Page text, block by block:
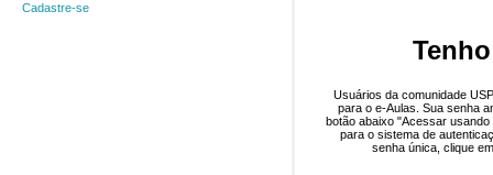
Cadastre-se
Usuários da comunidade
para o e-Aulas. Sua senha
botão abaixo "Acessar
para o sistema de
senha única, clique